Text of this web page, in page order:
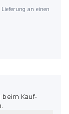
an einen
beim Kauf-